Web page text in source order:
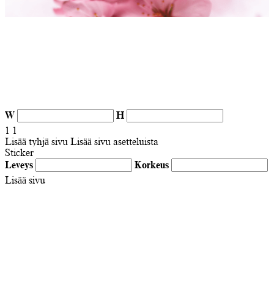
W
H
1 1
Lisää tyhjä sivu Lisää sivu asetteluista
Sticker
Leveys
Korkeus
Lisää sivu